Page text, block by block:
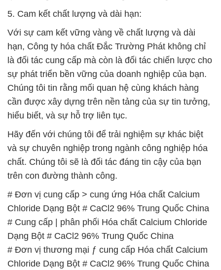
# Đơn vị cung cấp > cung ứng Hóa chất Calcium
Chloride Dạng Bột # CaCl2 96% Trung Quốc China
# Cung cấp | phân phối Hóa chất Calcium Chloride
Dạng Bột # CaCl2 96% Trung Quốc China
# Đơn vị thương mại ƒ cung cấp Hóa chất Calcium
Chloride Dạng Bột # CaCl2 96% Trung Quốc China
# Cty chuyên bán › thương mại Hóa chất Calcium
Chloride Dạng Bột # CaCl2 96% Trung Quốc China
Chloride Dạng Bột # CaCl2 96% Trung Quốc China
# Công ty chuyên thương mại [ phân phối ] Hóa
chất Calcium Chloride Dạng Bột # CaCl2 96% Trung
Quốc China
# Cty chuyên kinh doanh • phân phối Hóa chất
Calcium Chloride Dạng Bột # CaCl2 96% Trung
Quốc China
# Địa chỉ phân phối × thương mại Hóa chất Calcium
Chloride Dạng Bột # CaCl2 96% Trung Quốc China
# Đơn vị phân phối Σ kinh doanh Hóa chất Calcium